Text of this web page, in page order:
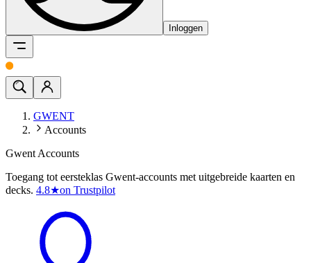
Inloggen
GWENT
Accounts
Gwent Accounts
Toegang tot eersteklas Gwent-accounts met uitgebreide kaarten en
decks. 4.8★on Trustpilot